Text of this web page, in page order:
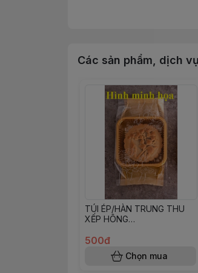
16x22 tầm 90 cái 1kg,
18x26 tầm 75 cái 1kg,
20x30 tầm 60 cái 1kg,
23x35 tầm 50 cái 1kg,
Các sản phẩm, dịch
TÚI ÉP/HÀN TRUNG THU
XẾP HÔNG
500đ
Chọn mua